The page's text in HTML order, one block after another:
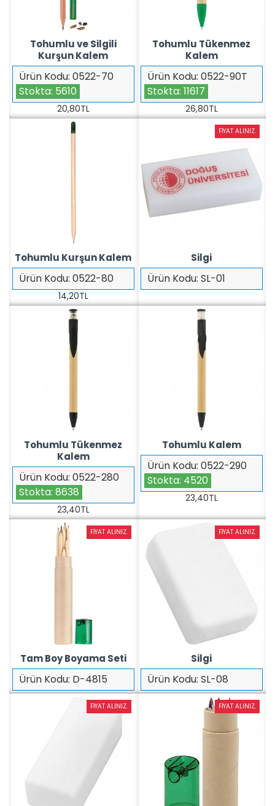
Ürün Kodu: 0522-70
Stokta: 5610
Tohumlu ve Silgili
Kurşun Kalem
20,80TL
Ürün Kodu: 0522-90T
Stokta: 11617
Tohumlu Tükenmez
Kalem
26,80TL
Ürün Kodu: 0522-80
Tohumlu Kurşun Kalem
14,20TL
FIYAT ALINIZ.
Ürün Kodu: SL-01
Silgi
Ürün Kodu: 0522-280
Stokta: 8638
Tohumlu Tükenmez
Kalem
23,40TL
Ürün Kodu: 0522-290
Stokta: 4520
Tohumlu Kalem
23,40TL
FIYAT ALINIZ.
Ürün Kodu: D-4815
Tam Boy Boyama Seti
FIYAT ALINIZ.
Ürün Kodu: SL-08
Silgi
FIYAT ALINIZ. FIYAT ALINIZ.